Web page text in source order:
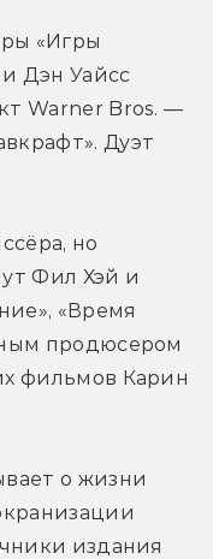
«Игры
Дэн Уайсс
Warner Bros. —
Дуэт
но
Фил Хэй и
«Время
продюсером
фильмов Карин
о жизни
издания